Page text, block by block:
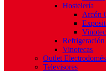
Hostelería
Arcón
Vinotecas
Outlet
Televisores